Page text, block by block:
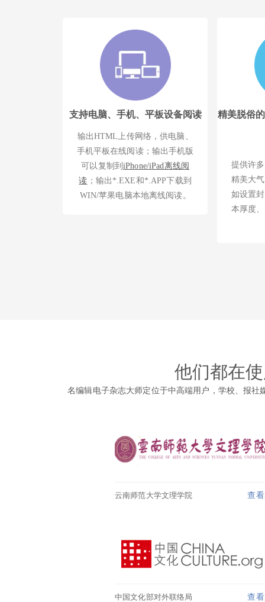
支持电脑、手机、平板设备阅读
输出HTML上传网络，供电脑、
手机平板在线阅读；输出手机版
可以复制到iPhone/iPad离线阅
读 ；输出*.EXE和*.APP下载到
WIN/苹果电脑本地离线阅读。
精美脱俗
提供许
精美大
如设置
本厚度
他们都在
名编辑电子杂志大师定位于中高端用户，学校、报
云南师范大学文理学院 查
中国文化部对外联络局 查